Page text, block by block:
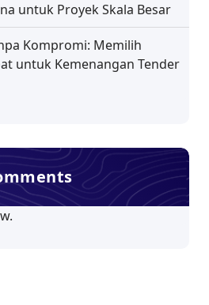
untuk Proyek Skala Besar
Kompromi: Memilih
untuk Kemenangan Tender